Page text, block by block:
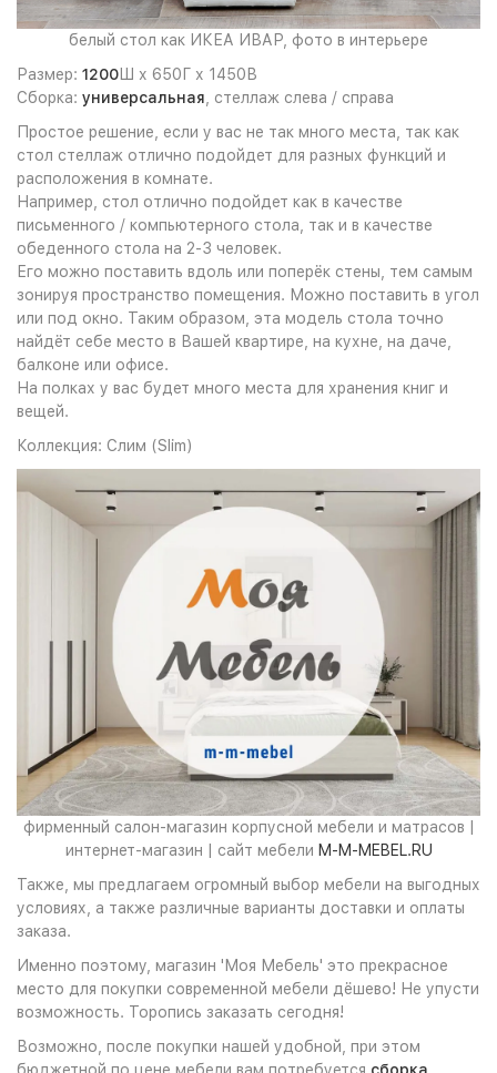
белый стол как ИКЕА ИВАР, фото в интерьере
Размер: 1200 Ш х 650Г х 1450В
Сборка: универсальная , стеллаж слева / справа
Простое решение, если у вас не так много места, так как
стол стеллаж отлично подойдет для разных функций и
расположения в комнате.
Например, стол отлично подойдет как в качестве
письменного / компьютерного стола, так и в качестве
обеденного стола на 2-3 человек.
Его можно поставить вдоль или поперёк стены, тем самым
зонируя пространство помещения. Можно поставить в угол
или под окно. Таким образом, эта модель стола точно
найдёт себе место в Вашей квартире, на кухне, на даче,
балконе или офисе.
На полках у вас будет много места для хранения книг и
вещей.
Коллекция: Слим (Slim)
фирменный салон-магазин корпусной мебели и матрасов |
интернет-магазин | сайт мебели M-M-MEBEL.RU
Также, мы предлагаем огромный выбор мебели на выгодных
условиях, а также различные варианты доставки и оплаты
заказа.
Именно поэтому, магазин 'Моя Мебель' это прекрасное
место для покупки современной мебели дёшево! Не упусти
возможность. Торопись заказать сегодня!
Возможно, после покупки нашей удобной, при этом